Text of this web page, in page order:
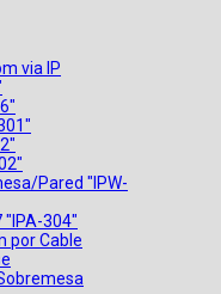
via IP
Pared "IPW-
"IPA-304"
por Cable